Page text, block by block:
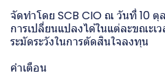
จัดทำโดย SCB CIO ณ วันที่ 10
การเปลี่ยนแปลงได้ในแต่ละขณะเ
ระมัดระวังในการตัดสินใจลงทุน
คำเตือน